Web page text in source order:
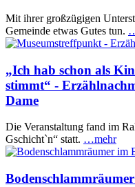
Mit ihrer großzügigen
Gemeinde etwas Gutes tun.
„Ich hab schon als
stimmt“ -
Dame
Die Veranstaltung fand im
Gschicht`n“ statt. …mehr